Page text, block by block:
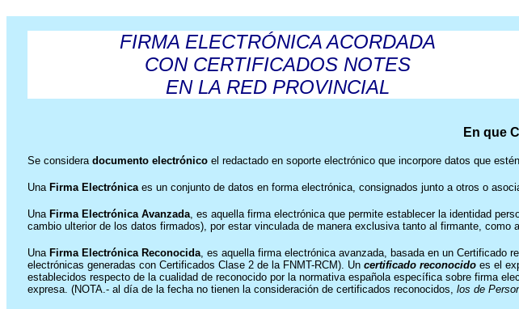
FIRMA ELECTRÓNICA ACORDADA
CON CERTIFICADOS NOTES
EN LA RED PROVINCIAL
En que
Se considera documento electrónico el redactado en soporte electrónico que incorpore datos que
UnaFirma Electrónicaes un conjunto de datos en forma electrónica, consignados junto a otros o
Una Firma Electrónica Avanzada, es aquella firma electrónica que permite establecer la identidad
cambio ulterior de los datos firmados), por estar vinculada de manera exclusiva tanto al firmante,
Una Firma Electrónica Reconocida, es aquella firma electrónica avanzada, basada en un Certificado
electrónicas generadas con Certificados Clase 2 de la FNMT-RCM). Un certificado reconocido es el
establecidos respecto de la cualidad de reconocido por la normativa española específica sobre firma
expresa. (NOTA.- al día de la fecha no tienen la consideración de certificados reconocidos, los de